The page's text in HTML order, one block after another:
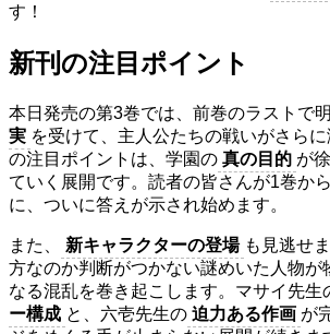
す！
新刊の注目ポイント
本日発売の第3巻では、前巻のラストで
実 を受けて、主人公たちの戦いがさら
の注目ポイントは、学園の 真の目的 が
ていく展開です。読者の皆さんが1巻か
に、ついに答えが示され始めます。
また、 新キャラクターの登場 も見逃せ
方なのか判断がつかない謎めいた人物が
なる混乱を巻き起こします。マサイ先生
ー構成 と、六壱先生の 迫力ある作画 が